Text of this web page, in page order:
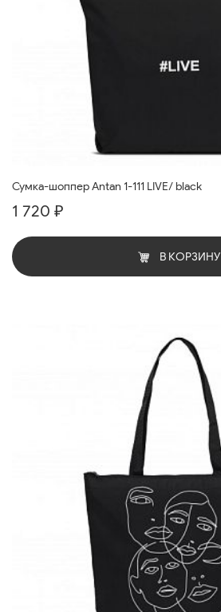
Сумка-шоппер Antan 1-111 LIVE/ black
1 720 ₽
В КОРЗИНУ